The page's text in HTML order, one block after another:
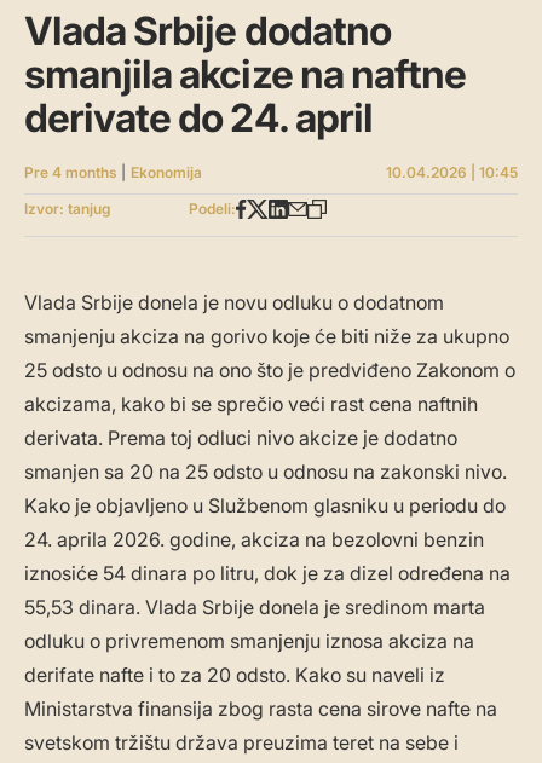
Vlada Srbije dodatno
smanjila akcize na naftne
derivate do 24. april
Pre 4 months Ekonomija
10.04.2026 | 10:45
Izvor: tanjug
Podeli:
Vlada Srbije donela je novu odluku o dodatnom
smanjenju akciza na gorivo koje će biti niže za ukupno
25 odsto u odnosu na ono što je predviđeno Zakonom o
akcizama, kako bi se sprečio veći rast cena naftnih
derivata. Prema toj odluci nivo akcize je dodatno
smanjen sa 20 na 25 odsto u odnosu na zakonski nivo.
Kako je objavljeno u Službenom glasniku u periodu do
24. aprila 2026. godine, akciza na bezolovni benzin
iznosiće 54 dinara po litru, dok je za dizel određena na
55,53 dinara. Vlada Srbije donela je sredinom marta
odluku o privremenom smanjenju iznosa akciza na
derifate nafte i to za 20 odsto. Kako su naveli iz
Ministarstva finansija zbog rasta cena sirove nafte na
svetskom tržištu država preuzima teret na sebe i